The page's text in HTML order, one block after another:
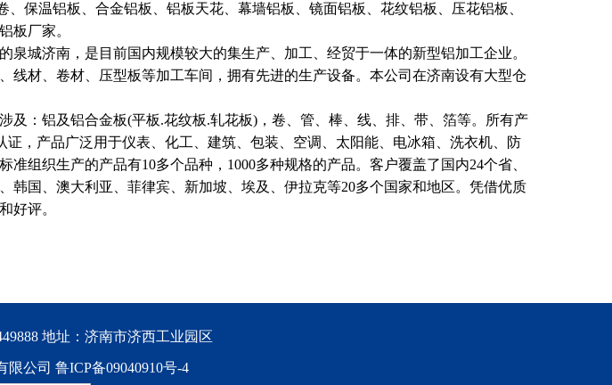
保温铝板、合金铝板、铝板天花、幕墙铝板、镜面铝板、花纹铝板、压花铝板、
板厂家。
城济南，是目前国内规模较大的集生产、加工、经贸于一体的新型铝加工企业。
线材、卷材、压型板等加工车间，拥有先进的生产设备。本公司在济南设有大型仓
：铝及铝合金板(平板.花纹板.轧花板)，卷、管、棒、线、排、带、箔等。所有产
证，产品广泛用于仪表、化工、建筑、包装、空调、太阳能、电冰箱、洗衣机、防
准组织生产的产品有10多个品种，1000多种规格的产品。客户覆盖了国内24个省、
韩国、澳大利亚、菲律宾、新加坡、埃及、伊拉克等20多个国家和地区。凭借优质
好评。
地址：济南市济西工业园区
限公司 鲁ICP备09040910号-4